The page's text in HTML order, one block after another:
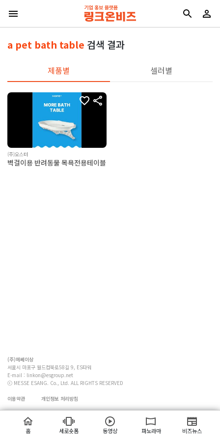
a pet bath table 검색 결과
제품별 셀러별
(주)오스터
벽걸이용 반려동물 목욕전용테이블
(주)메쎄이상
서울시 마포구 월드컵북로58길 9, ES타워
E-mail : linkon@esgroup.net
ⓒ MESSE ESANG. Co., Ltd. ALL RIGHTS RESERVED
이용약관 개인정보 처리방침
홈 세로숏폼 동영상 파노라마 비즈뉴스